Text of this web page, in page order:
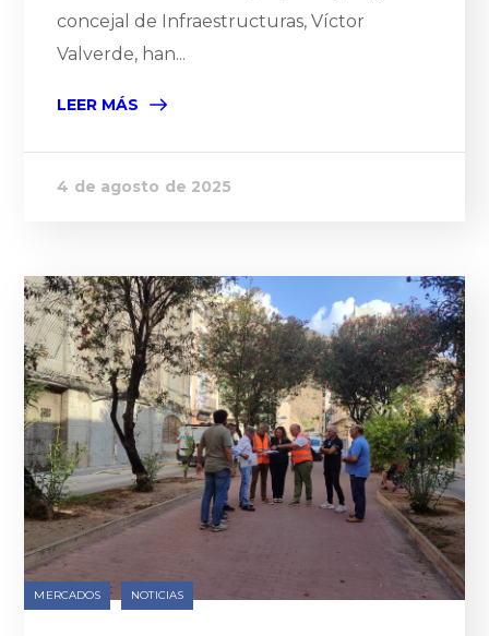
concejal de Infraestructuras, Víctor
Valverde, han...
LEER MÁS
4 de agosto de 2025
MERCADOS NOTICIAS